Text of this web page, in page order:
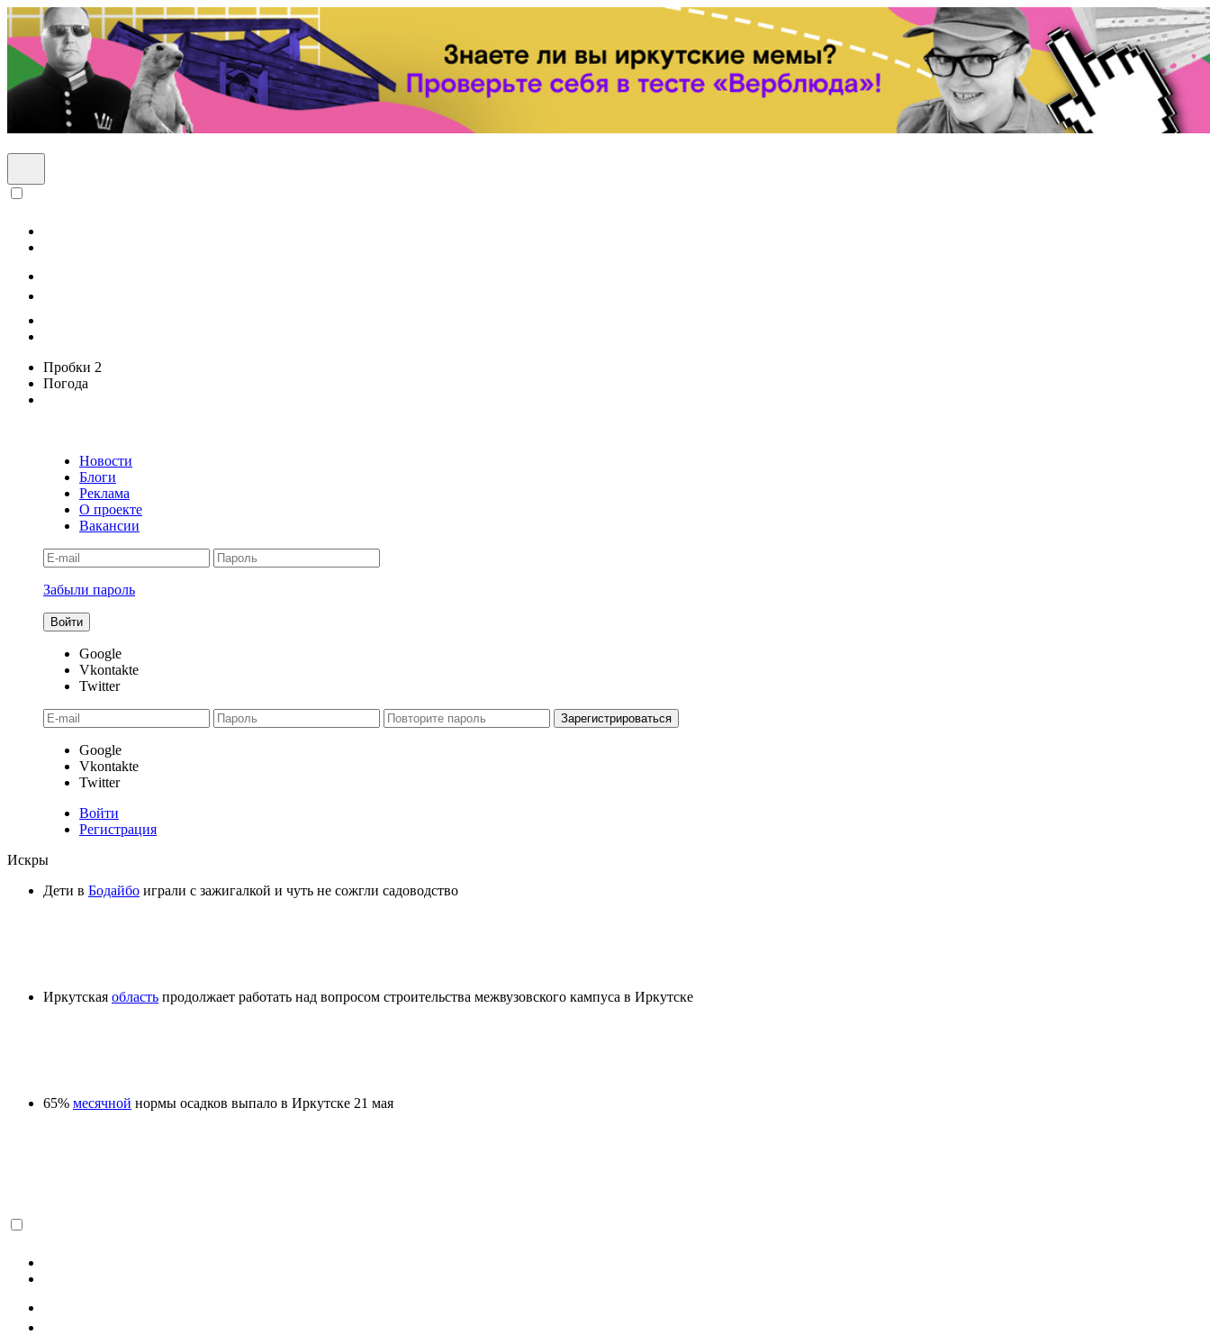
Пробки 2
Погода
Новости
Блоги
Реклама
О проекте
Вакансии
Забыли пароль
Google
Vkontakte
Twitter
Google
Vkontakte
Twitter
Войти
Регистрация
Искры
Дети в Бодайбо играли с зажигалкой и чуть не сожгли садоводство
Иркутская область продолжает работать над вопросом строительства межвузовского кампуса в Иркутске
65% месячной нормы осадков выпало в Иркутске 21 мая